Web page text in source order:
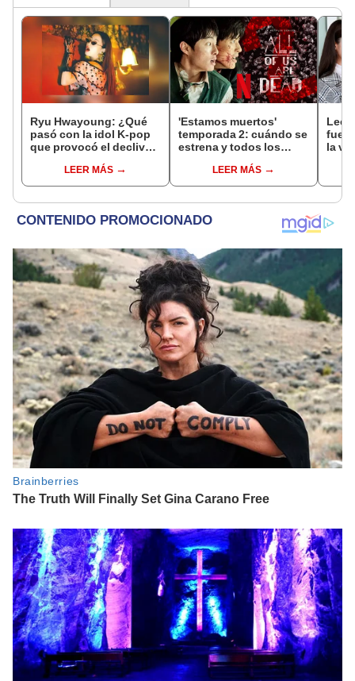
Ryu Hwayoung: ¿Qué
pasó con la idol K-pop
que provocó el declive
LEER MÁS
'Estamos muertos'
temporada 2: cuándo se
estrena y todos los
entregaLEER MÁS
Lee
la